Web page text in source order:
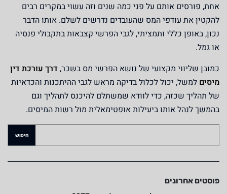
אחת, פורסים אותם על פני כמה שנים וזה עשוי במקרים רבים
להקטין את עודפי המס שהעובדים נדרשים לשלם. אותו הדבר
נכון, באופן כללי ותמציתי, לגבי הפרשי קצבאות בתקבולי פנסיה
או גמל.
כמובן שליווי מקצועי של נושא הפרשי מס בשכר,דרך עורכת דין
מיסים למשל, יכול לכלול בדיקה מראש לגבי ההיתכנות והכדאיות
של תהליך שכזה, כדי לוודא שמשתלם להיכנס לתהליך וגם
בהמשך לנהל אותו ביעילות אופטימאלית מול רשות המיסים.
פוסטים אחרונים